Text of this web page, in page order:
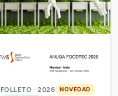
FOLLETO · 2026
NOVEDAD